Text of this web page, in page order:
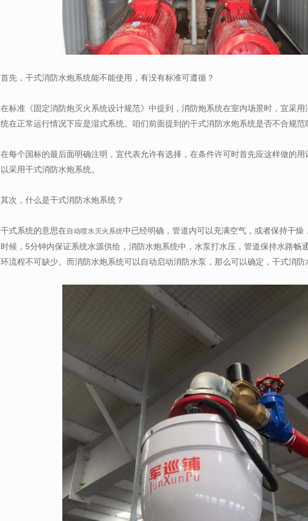
首先，干式消防水炮系统能不能使用，有没有标准可遵循？
在标准《固定消防炮灭火系统设计规范》中提到，消防炮系统在室内场景时，宜采
统在正常运行情况下应是湿式系统。咱们前面提到的干式消防水炮系统是否不合规范
在每个国标的最后面明确注明，宜代表允许有选择，在条件许可时首先应这样做的
以采用干式消防水炮系统。
其次，什么是干式消防水炮系统？
干式系统的意思在自动喷水灭火系统中已经明确，管道内可以充满空气，或者保持干燥
时候，5分钟内保证系统水源供给，消防水炮系统中，水泵打水压，管道保持水路畅
环流程不可缺少。而消防水炮系统可以自动启动消防水泵，那么可以确定，干式消防